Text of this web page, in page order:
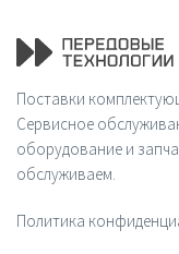
Поставки
Сервисное
оборудование и
обслуживаем.
Политика